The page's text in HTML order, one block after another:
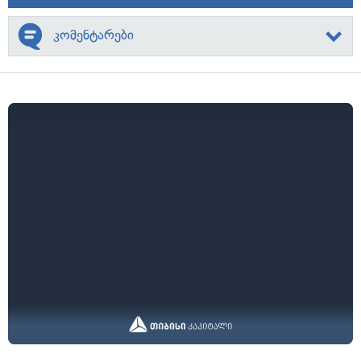
კომენტარები